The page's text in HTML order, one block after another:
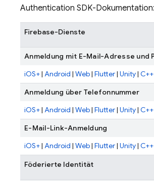
Authentication SDK-Dokumentation:
Firebase-Dienste
Anmeldung mit E-Mail-Adresse und
iOS+| Android | Web| Flutter| Unity| C++
Anmeldung über Telefonnummer
iOS+| Android | Web| Flutter| Unity| C++
E-Mail-Link-Anmeldung
iOS+| Android | Web| Flutter| Unity| C++
Föderierte Identität